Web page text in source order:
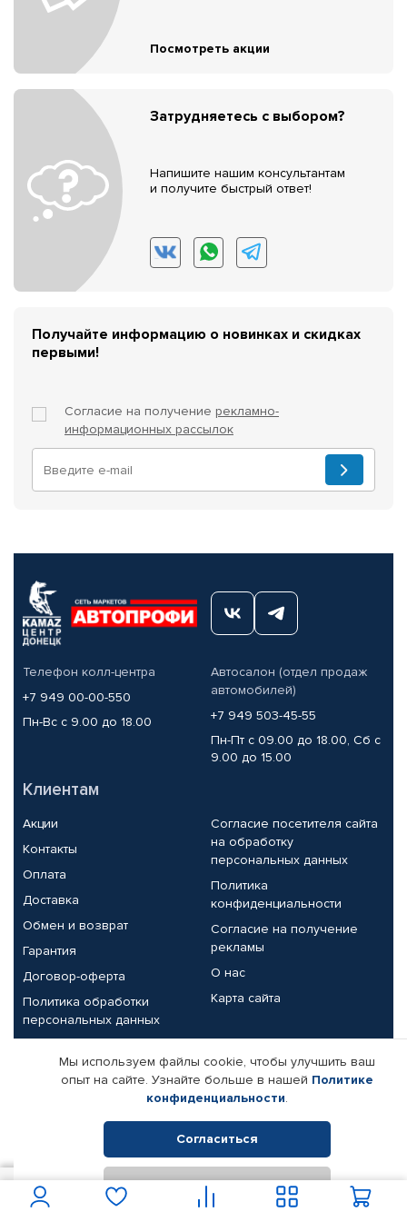
Посмотреть акции
Затрудняетесь с выбором?
Напишите нашим консультантам
и получите быстрый ответ!
Получайте информацию о новинках и скидках
первыми!
Согласие на получение рекламно-
информационных рассылок
Телефон колл-центра
+7 949 00-00-550
Пн-Вс с 9.00 до 18.00
Автосалон (отдел продаж
автомобилей)
+7 949 503-45-55
Пн-Пт с 09.00 до 18.00, Сб с
9.00 до 15.00
Клиентам
Акции
Контакты
Оплата
Доставка
Обмен и возврат
Гарантия
Договор-оферта
Политика обработки
персональных данных
Согласие посетителя сайта
на обработку
персональных данных
Политика
конфиденциальности
Согласие на получение
рекламы
О нас
Карта сайта
Партнерам
Корпоративным клиентам
Поставщикам
Реквизиты компании
© КАМАЗ ЦЕНТР ДОНЕЦК, 2015-2026. Все права защищены.
Интернет-магазин автомобильных товаров Автопрофи.
Мы используем файлы cookie, чтобы улучшить ваш
опыт на сайте. Узнайте больше в нашей Политике
конфиденциальности.
Согласиться
Отклонить
В корзину